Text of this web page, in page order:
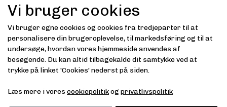
Handelsbetingelser
Datasikkerhed & Privatliv
Gavekort
Om Driver.dk
Kunde login
Modtag vores nyhedsbrev via e-mail
Tilmeld
Vi bruger cookies
Vi bruger egne cookies og cookies fra tredjeparter til at
personalisere din brugeroplevelse, til markedsføring og til at
undersøge, hvordan vores hjemmeside anvendes af
besøgende. Du kan altid tilbagekalde dit samtykke ved at
trykke på linket 'Cookies' nederst på siden.
Læs mere i vores cookiepolitikog privatlivspolitik